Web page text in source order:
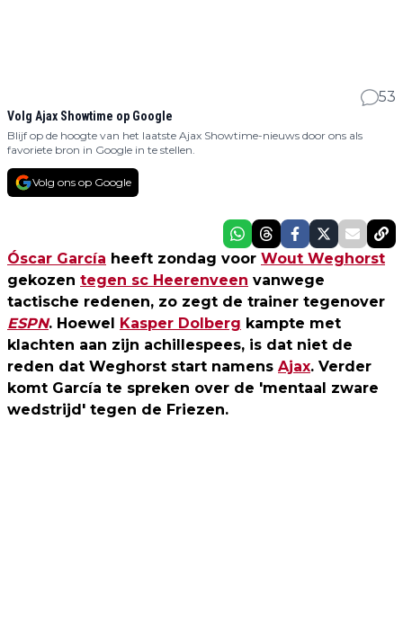
53
Volg Ajax Showtime op Google
Blijf op de hoogte van het laatste Ajax Showtime-nieuws door ons als
favoriete bron in Google in te stellen.
Volg ons op Google
Óscar García heeft zondag voor Wout Weghorst
gekozen tegen sc Heerenveen vanwege
tactische redenen, zo zegt de trainer tegenover
ESPN. Hoewel Kasper Dolberg kampte met
klachten aan zijn achillespees, is dat niet de
reden dat Weghorst start namens Ajax. Verder
komt García te spreken over de 'mentaal zware
wedstrijd' tegen de Friezen.